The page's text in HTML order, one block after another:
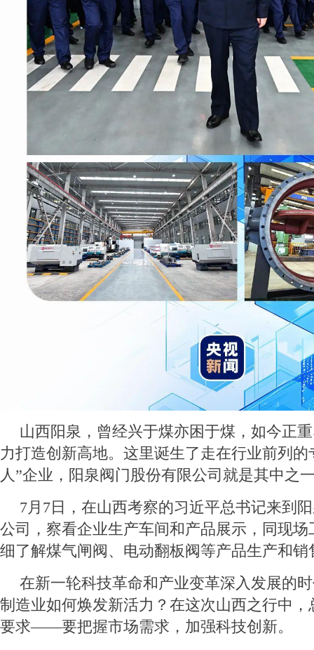
山西阳泉，曾经兴于煤亦困于煤，如今正
力打造创新高地。这里诞生了走在行业前列的
人”企业，阳泉阀门股份有限公司就是其中之
7月7日，在山西考察的习近平总书记来到
公司，察看企业生产车间和产品展示，同现
细了解煤气闸阀、电动翻板阀等产品生产和销
在新一轮科技革命和产业变革深入发展的
制造业如何焕发新活力？在这次山西之行中
要求——要把握市场需求，加强科技创新。